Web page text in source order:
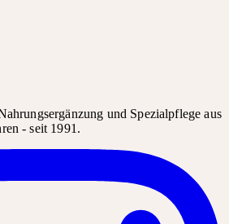
und Spezialpflege aus
- seit 1991.